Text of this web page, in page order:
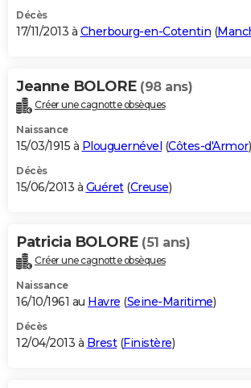
Décès
17/11/2013 à Cherbourg-en-Cotentin (
Jeanne BOLORE (98 ans)
Créer une cagnotte obsèques
Naissance
15/03/1915 à Plouguernével (Côtes-d'Armor)
Décès
15/06/2013 à Guéret(Creuse)
Patricia BOLORE (51 ans)
Créer une cagnotte obsèques
Naissance
16/10/1961 au Havre (Seine-Maritime)
Décès
12/04/2013 à Brest(Finistère)